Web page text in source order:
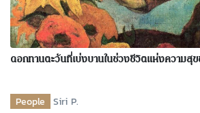
ดอกทานตะวันที่เบ่งบานในช่วงชีวิตแห่งความสุข
People Siri P.